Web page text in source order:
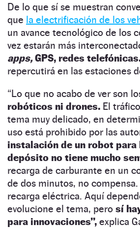
De lo que sí se muestran
que la electrificación de los
un avance tecnológico de los
vez estarán más
apps,GPS, redes
repercutirá en las estaciones
“Lo que no acabo de ver son
robóticos ni drones. El
tema muy delicado, en
uso está prohibido por las
instalación de un robot para
depósito no tiene mucho
recarga de carburante en un
de dos minutos, no
recarga eléctrica. Aquí
evolucione el tema, pero sí
para innovaciones”, explica